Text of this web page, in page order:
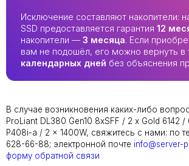
Исключение составляют накопители:
SSD предоставляется гарантия 12
накопители —3 месяца. Если
вам не подошёл, его можно вернуть в
календарных дней без объяснения
В случае возникновения каких-либо
ProLiant DL380 Gen10 8xSFF / 2 x Gold 6142
P408i-a / 2 x 1400W, свяжитесь с нами: по
628-66-88; электронной почте info@server-
форму обратной связи